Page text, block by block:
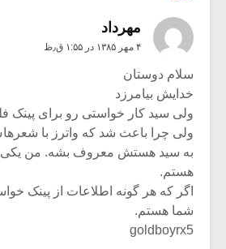
مهرداد
۴ مهر ۱۳۸۵ در ۱:۵۵ ق٫ظ
سلام دوستان
خدایش بیامرزد
ولی سید کار خواستی رو برای پینک
ولی چرا باعث شد که واترز با
به سید هستش معروف بشه. من یکی
هستم.
اگر که هر گونه اطلاعات از پینک
شما هستم.
goldboyrx5